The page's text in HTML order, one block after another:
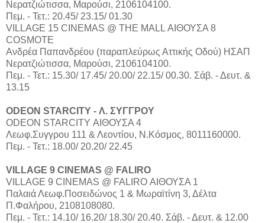
Νερατζιώτισσα, Μαρούσι, 2106104100.
Πεμ. - Τετ.: 20.45/ 23.15/ 01.30
VILLAGE 15 CINEMAS @ THE MALL ΑΙΘΟΥΣΑ 8
COSMOTE
Aνδρέα Παπανδρέου (παραπλεύρως Αττικής Οδού) ΗΣΑΠ
Νερατζιώτισσα, Μαρούσι, 2106104100.
Πεμ. - Τετ.: 15.30/ 17.45/ 20.00/ 22.15/ 00.30. Σάβ. - Δευτ. &
13.15
ODEON STARCITY - Λ. ΣΥΓΓΡΟΥ
ODEON STARCITY ΑΙΘΟΥΣΑ 4
Λεωφ.Συγγρου 111 & Λεοντίου, Ν.Κόσμος, 8011160000.
Πεμ. - Τετ.: 18.00/ 20.20/ 22.45
VILLAGE 9 CINEMAS @ FALIRO
VILLAGE 9 CINEMAS @ FALIRO ΑΙΘΟΥΣΑ 1
Παλαιά Λεωφ.Ποσειδώνος 1 & Μωραϊτίνη 3, Δέλτα
Π.Φαλήρου, 2108108080.
Πεμ. - Τετ.: 14.10/ 16.20/ 18.30/ 20.40. Σάβ. - Δευτ. & 12.00